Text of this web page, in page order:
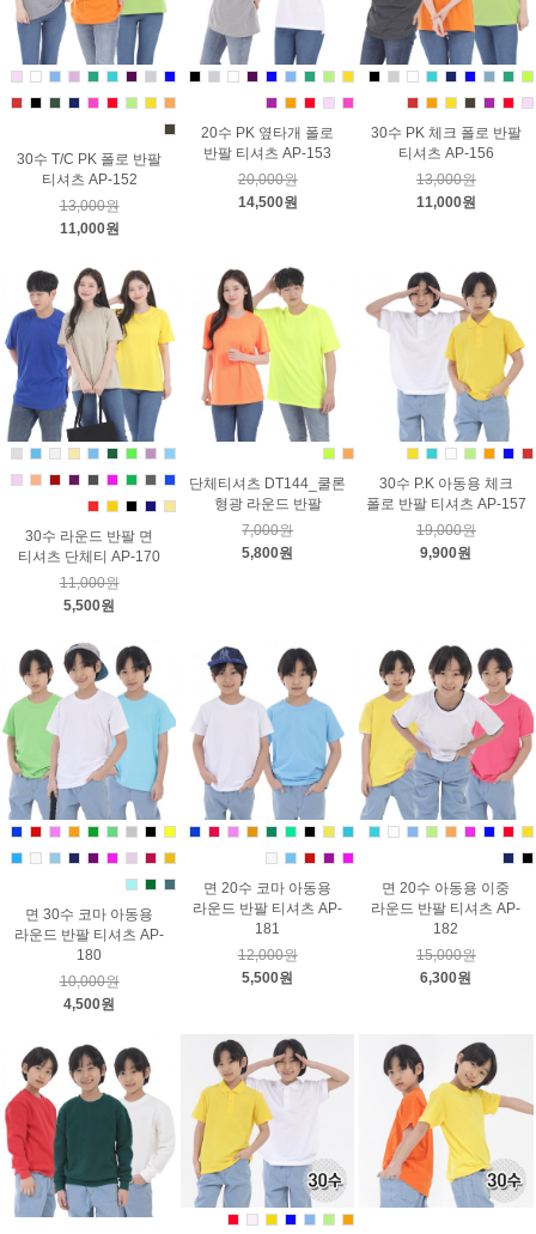
30수 T/C PK 폴로 반팔
티셔츠 AP-152
13,000원
11,000원
20수 PK 옆타개 폴로
반팔 티셔츠 AP-153
20,000원
14,500원
30수 PK 체크 폴로 반팔
티셔츠 AP-156
13,000원
11,000원
30수 라운드 반팔 면
티셔츠 단체티 AP-170
11,000원
5,500원
단체티셔츠 DT144_쿨론
형광 라운드 반팔
7,000원
5,800원
30수 P.K 아동용 체크
폴로 반팔 티셔츠 AP-157
19,000원
9,900원
면 30수 코마 아동용
라운드 반팔 티셔츠 AP-
180
10,000원
4,500원
면 20수 코마 아동용
라운드 반팔 티셔츠 AP-
181
12,000원
5,500원
면 20수 아동용 이중
라운드 반팔 티셔츠 AP-
182
15,000원
6,300원